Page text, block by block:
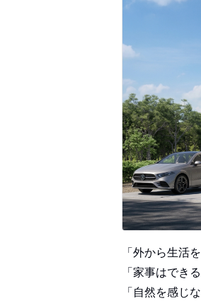
「外から生活
「家事はでき
「自然を感じ